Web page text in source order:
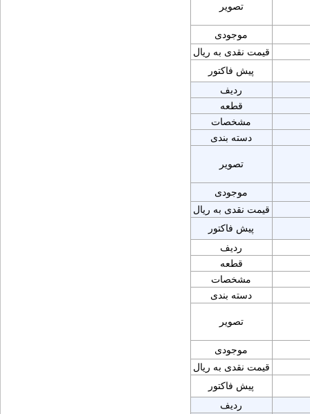
تصویر
موجودی
قیمت نقدی به ریال
پیش فاکتور
ردیف
قطعه
مشخصات
دسته بندی
تصویر
موجودی
قیمت نقدی به ریال
پیش فاکتور
ردیف
قطعه
مشخصات
دسته بندی
تصویر
موجودی
قیمت نقدی به ریال
پیش فاکتور
ردیف